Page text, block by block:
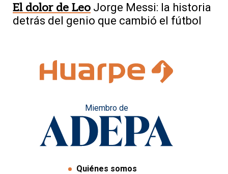
El dolor de Leo Jorge Messi: la historia
detrás del genio que cambió el fútbol
Miembro de
Quiénes somos